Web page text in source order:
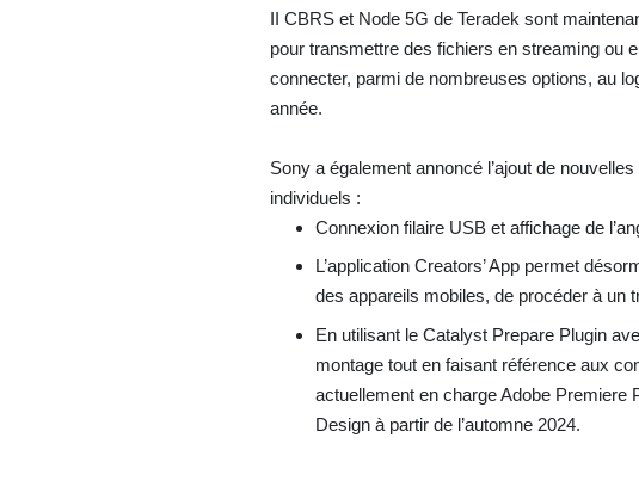
II CBRS et Node 5G de Teradek sont
pour transmettre des fichiers en streaming ou
connecter, parmi de nombreuses options, au
année.
Sony a également annoncé l’ajout de
individuels :
Connexion filaire USB et affichage de
L’application Creators’ App permet
des appareils mobiles, de procéder à un
En utilisant le Catalyst Prepare Plugin
montage tout en faisant référence aux
actuellement en charge Adobe Premiere
Design à partir de l’automne 2024.